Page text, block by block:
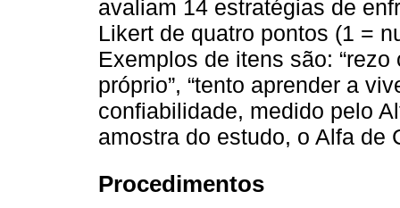
avaliam 14 estratégias de
Likert de quatro pontos (1 =
Exemplos de itens são:
próprio”, “tento aprender a
confiabilidade, medido pelo
amostra do estudo, o Alfa de
Procedimentos